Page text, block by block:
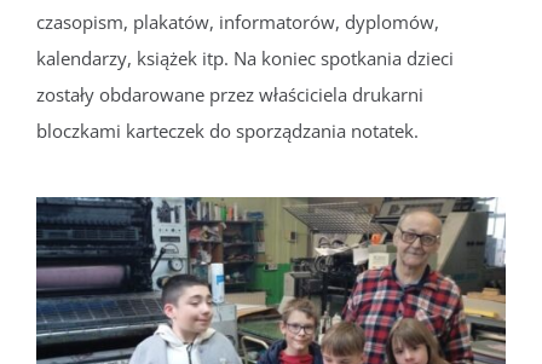
czasopism, plakatów, informatorów, dyplomów,
kalendarzy, książek itp. Na koniec spotkania dzieci
zostały obdarowane przez właściciela drukarni
bloczkami karteczek do sporządzania notatek.